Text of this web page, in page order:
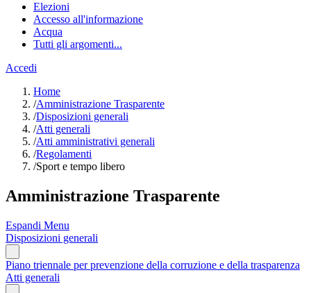
Elezioni
Accesso all'informazione
Acqua
Tutti gli argomenti...
Accedi
Home
/Amministrazione Trasparente
/Disposizioni generali
/Atti generali
/Atti amministrativi generali
/Regolamenti
/Sport e tempo libero
Amministrazione Trasparente
Espandi Menu
Disposizioni generali
Piano triennale per prevenzione della corruzione e della trasparenza
Atti generali